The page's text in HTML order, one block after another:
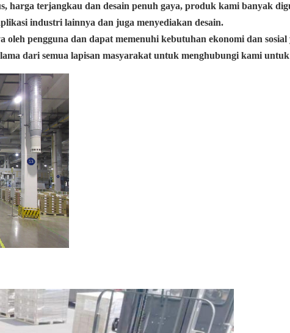
harga terjangkau dan desain penuh gaya, produk kami banyak
industri lainnya dan juga menyediakan desain.
pengguna dan dapat memenuhi kebutuhan ekonomi dan
dari semua lapisan masyarakat untuk menghubungi kami